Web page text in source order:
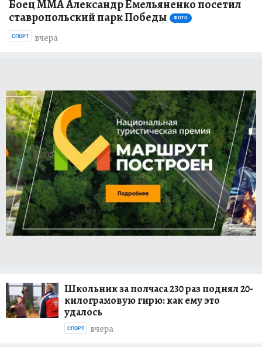
Боец ММА Александр Емельяненко посетил
ставропольский парк Победы
ФОТО
вчера
СПОРТ
Школьник за полчаса 230 раз поднял 20-
килограмовую гирю: как ему это
удалось
вчера
СПОРТ